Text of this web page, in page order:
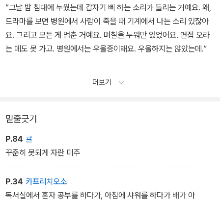
은 정이야. 그러니까 당신이 강평으로 우리를 자르겠다고 위협하면서
도 죄책감을 가지지 않는 거고, 여기 있는 강사들은 위협당하면 위협
당하는 대로 당신 비위에 맞춰 멍청한 이야기만 하고 있는 거야. 나 역
시 마찬가지고.
“그날 밤 침대에 누웠는데 갑자기 삐 하는 소리가 들리는 거예요. 왜,
드라마를 보면 병원에서 사람이 죽을 때 기계에서 나는 소리 있잖아
요. 그리고 모든 게 멈춘 거예요. 며칠을 누워만 있었어요. 면접 오라
는 데도 못 가고. 병원에서는 우울증이래요. 우울하지는 않았는데.”
더보기
밑줄긋기
P.84 귤
꾸준히 못되게 자란 미주
P.34 카프리치오소
독서실에서 혼자 공부를 하다가, 아침에 샤워를 하다가 배가 아